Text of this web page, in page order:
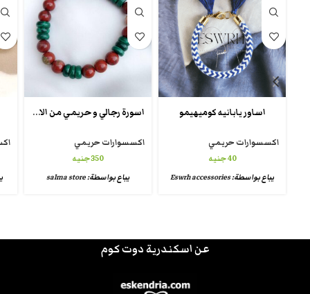
اساور يابانيه كوميهيمو
اكسسوارات حريمي
40جنيه
يباع بواسطة:Eswrh accessories
اسورة رجالي و حريمي من الاحجار الكريمة
اكسسوارات حريمي
350جنيه
يباع بواسطة:salma store
عن اسكندرية دوت كوم